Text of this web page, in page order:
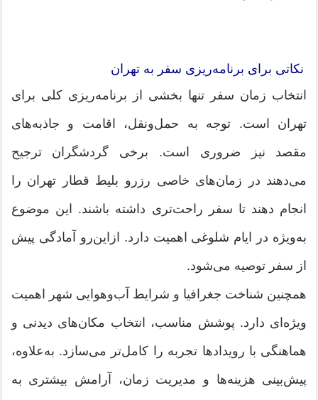
نکاتی برای برنامه‌ریزی سفر به تهران
انتخاب زمان سفر تنها بخشی از برنامه‌ریزی کلی برای
تهران است. توجه به حمل‌ونقل، اقامت و جاذبه‌های
مقصد نیز ضروری است. برخی گردشگران ترجیح
می‌دهند در زمان‌های خاصی رزرو بلیط قطار تهران را
انجام دهند تا سفر راحت‌تری داشته باشند. این موضوع
به‌ویژه در ایام شلوغی اهمیت دارد. ازاین‌رو آمادگی پیش
از سفر توصیه می‌شود.
همچنین شناخت جغرافیا و شرایط آب‌وهوایی شهر اهمیت
ویژه‌ای دارد. پوشش مناسب، انتخاب مکان‌های دیدنی و
هماهنگی با رویدادها تجربه را کامل‌تر می‌سازد. به‌علاوه،
پیش‌بینی هزینه‌ها و مدیریت زمان، آرامش بیشتری به